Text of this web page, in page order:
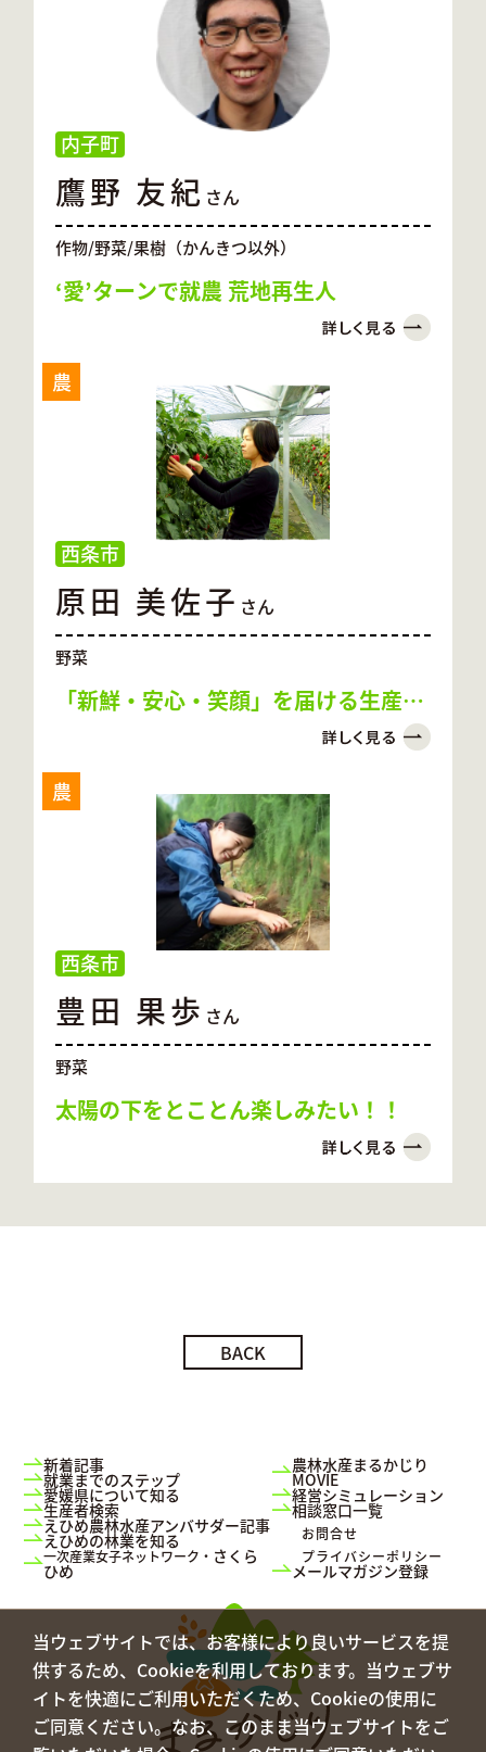
内子町
鷹野 友紀 さん
作物/野菜/果樹（かんきつ以外）
‘愛’ターンで就農 荒地再生人
農
西条市
原田 美佐子 さん
野菜
「新鮮・安心・笑顔」を届ける生産者
農
西条市
豊田 果歩 さん
野菜
太陽の下をとことん楽しみたい！！
BACK
新着記事
就業までのステップ
愛媛県について知る
生産者検索
えひめ農林水産アンバサダー記事
えひめの林業を知る
一次産業女子ネットワーク・ さくら
ひめ
農林水産まるかじり
MOVIE
経営シミュレーション
相談窓口一覧
お問合せ
プライバシーポリシー
メールマガジン登録
当ウェブサイトでは、お客様により良いサービスを提
供するため、Cookieを利用しております。当ウェブサ
イトを快適にご利用いただくため、Cookieの使用に
ご同意ください。なお、このまま当ウェブサイトをご